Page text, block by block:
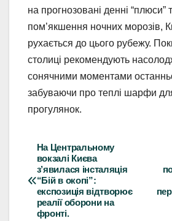
на прогнозовані денні “плюси”
пом’якшення ночних морозів,
рухається до цього рубежу.
столиці рекомендують
сонячними моментами
забуваючи про теплі шарфи
прогулянок.
Навігація
записів
На Центральному
вокзалі Києва
з’явилася інсталяція
“Бій в окопі”:
експозиція відтворює
реалії оборони на
фронті.